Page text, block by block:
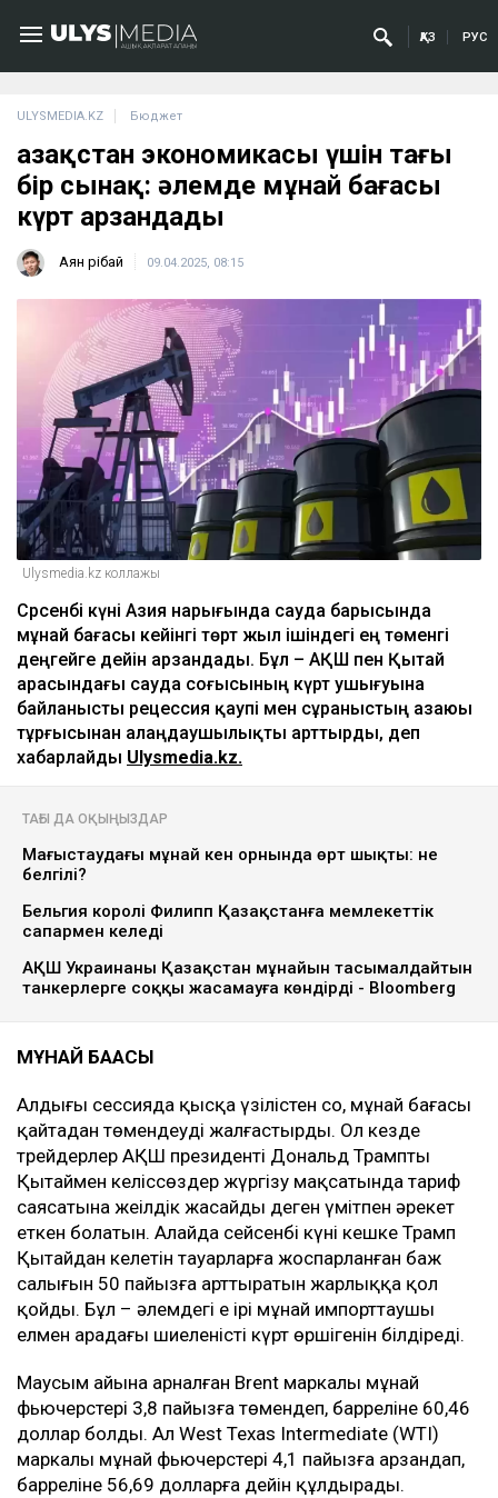
ҚАЗ РУС
ULYSMEDIA.KZ Бюджет
Қазақстан экономикасы үшін тағы
бір сынақ: әлемде мұнай бағасы
күрт арзандады
Аян Өрібай 09.04.2025, 08:15
Ulysmedia.kz коллажы
Сәрсенбі күні Азия нарығында сауда барысында
мұнай бағасы кейінгі төрт жыл ішіндегі ең төменгі
деңгейге дейін арзандады. Бұл – АҚШ пен Қытай
арасындағы сауда соғысының күрт ушығуына
байланысты рецессия қаупі мен сұраныстың азаюы
тұрғысынан алаңдаушылықты арттырды, деп
хабарлайды Ulysmedia.kz.
ТАҒЫ ДА ОҚЫҢЫЗДАР
Маңғыстаудағы мұнай кен орнында өрт шықты: не
белгілі?
Бельгия королі Филипп Қазақстанға мемлекеттік
сапармен келеді
АҚШ Украинаны Қазақстан мұнайын тасымалдайтын
танкерлерге соққы жасамауға көндірді - Bloomberg
МҰНАЙ БАҒАСЫ
Алдыңғы сессияда қысқа үзілістен соң, мұнай бағасы
қайтадан төмендеуді жалғастырды. Ол кезде
трейдерлер АҚШ президенті Дональд Трамптың
Қытаймен келіссөздер жүргізу мақсатында тариф
саясатына жеңілдік жасайды деген үмітпен әрекет
еткен болатын. Алайда сейсенбі күні кешке Трамп
Қытайдан келетін тауарларға жоспарланған баж
салығын 50 пайызға арттыратын жарлыққа қол
қойды. Бұл – әлемдегі ең ірі мұнай импорттаушы
елмен арадағы шиеленістің күрт өршігенін білдіреді.
Маусым айына арналған Brent маркалы мұнай
фьючерстері 3,8 пайызға төмендеп, барреліне 60,46
доллар болды. Ал West Texas Intermediate (WTI)
маркалы мұнай фьючерстері 4,1 пайызға арзандап,
барреліне 56,69 долларға дейін құлдырады.